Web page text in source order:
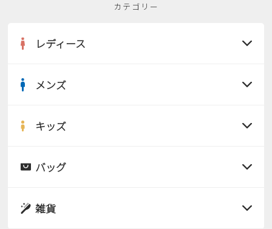
カテゴリー
レディース
サンダル
スニーカー
メンズ
サンダル
キッズ
サンダル
バッグ
雑貨